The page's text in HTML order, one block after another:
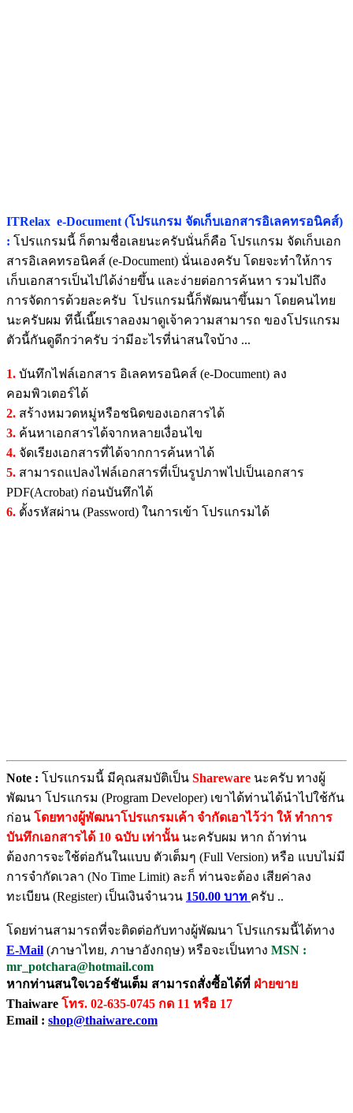
ITRelax e-Document (โปรแกรม จัดเก็บเอกสารอิเลคทรอนิคส์)
: โปรแกรมนี้ ก็ตามชื่อเลยนะครับนั่นก็คือ โปรแกรม จัดเก็บเอก
สารอิเลคทรอนิคส์ (e-Document) นั่นเองครับ โดยจะทำให้การ
เก็บเอกสารเป็นไปได้ง่ายขึ้น และง่ายต่อการค้นหา รวมไปถึง
การจัดการด้วยละครับ โปรแกรมนี้ก็พัฒนาขึ้นมา โดยคนไทย
นะครับผม ทีนี้เนี๊ยเราลองมาดูเจ้าความสามารถ ของโปรแกรม
ตัวนี้กันดูดีกว่าครับ ว่ามีอะไรที่น่าสนใจบ้าง ...
1. บันทึกไฟล์เอกสาร อิเลคทรอนิคส์ (e-Document) ลง
คอมพิวเตอร์ได้
2. สร้างหมวดหมู่หรือชนิดของเอกสารได้
3. ค้นหาเอกสารได้จากหลายเงื่อนไข
4. จัดเรียงเอกสารที่ได้จากการค้นหาได้
5. สามารถแปลงไฟล์เอกสารที่เป็นรูปภาพไปเป็นเอกสาร
PDF(Acrobat) ก่อนบันทึกได้
6. ตั้งรหัสผ่าน (Password) ในการเข้า โปรแกรมได้
Note : โปรแกรมนี้ มีคุณสมบัติเป็น Shareware นะครับ ทางผู้
พัฒนา โปรแกรม (Program Developer) เขาได้ท่านได้นำไปใช้กัน
ก่อน โดยทางผู้พัฒนาโปรแกรมเค้า จำกัดเอาไว้ว่า ให้ ทำการ
บันทึกเอกสารได้ 10 ฉบับ เท่านั้นนะครับผม หาก ถ้าท่าน
ต้องการจะใช้ต่อกันในแบบ ตัวเต็มๆ (Full Version) หรือ แบบไม่มี
การจำกัดเวลา (No Time Limit) ละก็ ท่านจะต้อง เสียค่าลง
ทะเบียน (Register) เป็นเงินจำนวน 150.00 บาท ครับ ..
โดยท่านสามารถที่จะติดต่อกับทางผู้พัฒนา โปรแกรมนี้ได้ทาง
E-Mail (ภาษาไทย, ภาษาอังกฤษ) หรือจะเป็นทาง MSN :
mr_potchara@hotmail.com
หากท่านสนใจเวอร์ชันเต็ม สามารถสั่งซื้อได้ที่ ฝ่ายขาย
Thaiware โทร. 02-635-0745 กด 11 หรือ 17
Email : shop@thaiware.com